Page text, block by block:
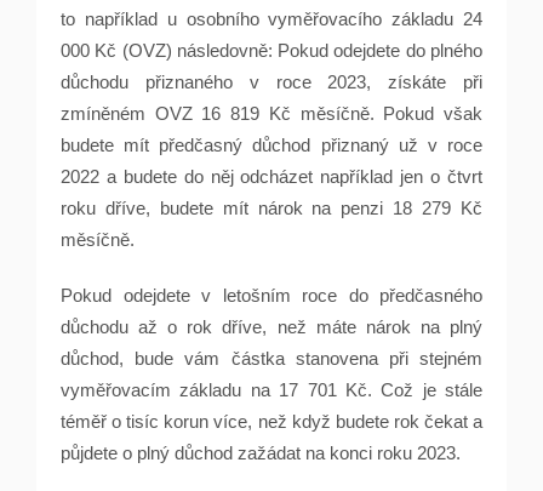
to například u osobního vyměřovacího základu 24
000 Kč (OVZ) následovně: Pokud odejdete do plného
důchodu přiznaného v roce 2023, získáte při
zmíněném OVZ 16 819 Kč měsíčně. Pokud však
budete mít předčasný důchod přiznaný už v roce
2022 a budete do něj odcházet například jen o čtvrt
roku dříve, budete mít nárok na penzi 18 279 Kč
měsíčně.
Pokud odejdete v letošním roce do předčasného
důchodu až o rok dříve, než máte nárok na plný
důchod, bude vám částka stanovena při stejném
vyměřovacím základu na 17 701 Kč. Což je stále
téměř o tisíc korun více, než když budete rok čekat a
půjdete o plný důchod zažádat na konci roku 2023.